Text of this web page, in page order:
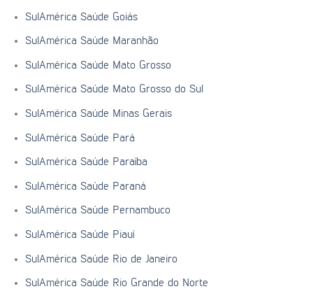
SulAmérica Saúde Goiás
SulAmérica Saúde Maranhão
SulAmérica Saúde Mato Grosso
SulAmérica Saúde Mato Grosso do Sul
SulAmérica Saúde Minas Gerais
SulAmérica Saúde Pará
SulAmérica Saúde Paraíba
SulAmérica Saúde Paraná
SulAmérica Saúde Pernambuco
SulAmérica Saúde Piauí
SulAmérica Saúde Rio de Janeiro
SulAmérica Saúde Rio Grande do Norte